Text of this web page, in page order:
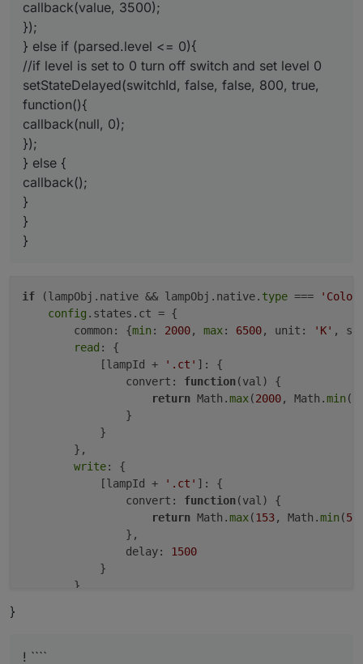
                [lampId +
                    delay:
                }
            }
        }
    }
if (switchId) {
config
        common: {
            [switchId]: {
                after:
                    }
else if (value ===
&&
var lastLevel =
                        setState(device.namespace +
                    }
                }
callback(value, 3500);
});
} else if (parsed.level <= 0){
//if level is set to 0 turn off switch and set level 0
setStateDelayed(switchId, false, false, 800, true,
function(){
callback(null, 0);
});
} else {
callback();
}
}
}
if (lampObj.native && lampObj.native. type ===
config .states.ct = {
        common: {
min : 2000, max: 6500, unit: 'K' ,
read : {
            [lampId +
'.ct' ]: {
                convert:
function(val)
{
return Math.max(2000, Math.min (
                }
            }
        },
write: {
            [lampId +
'.ct' ]: {
                convert:
function(val)
{
return Math.max(153, Math.min (
                },
                delay:
1500
            }
        }
if (lampObj.native && lampObj.native.
}
! ````